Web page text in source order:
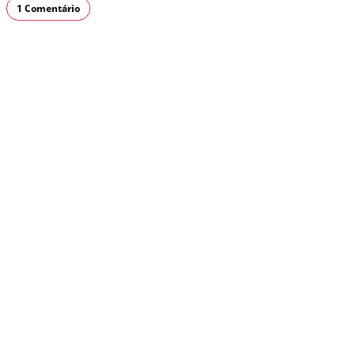
1 Comentário